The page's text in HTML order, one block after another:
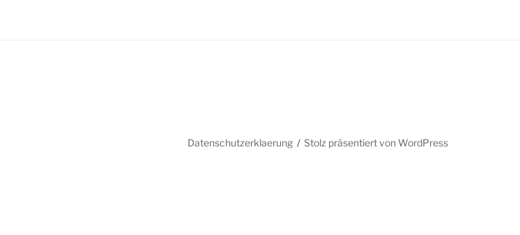
Datenschutzerklaerung Stolz präsentiert von WordPress